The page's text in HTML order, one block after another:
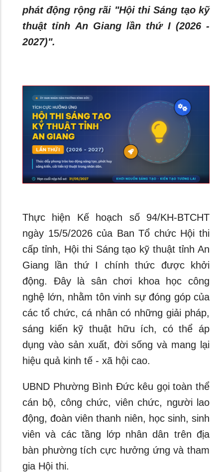
phát động rộng rãi "Hội thi Sáng tạo kỹ
thuật tỉnh An Giang lần thứ I (2026 -
2027)".
Thực hiện Kế hoạch số 94/KH-BTCHT
ngày 15/5/2026 của Ban Tổ chức Hội thi
cấp tỉnh, Hội thi Sáng tạo kỹ thuật tỉnh An
Giang lần thứ I chính thức được khởi
động. Đây là sân chơi khoa học công
nghệ lớn, nhằm tôn vinh sự đóng góp của
các tổ chức, cá nhân có những giải pháp,
sáng kiến kỹ thuật hữu ích, có thể áp
dụng vào sản xuất, đời sống và mang lại
hiệu quả kinh tế - xã hội cao.
UBND Phường Bình Đức kêu gọi toàn thể
cán bộ, công chức, viên chức, người lao
động, đoàn viên thanh niên, học sinh, sinh
viên và các tầng lớp nhân dân trên địa
bàn phường tích cực hưởng ứng và tham
gia Hội thi.